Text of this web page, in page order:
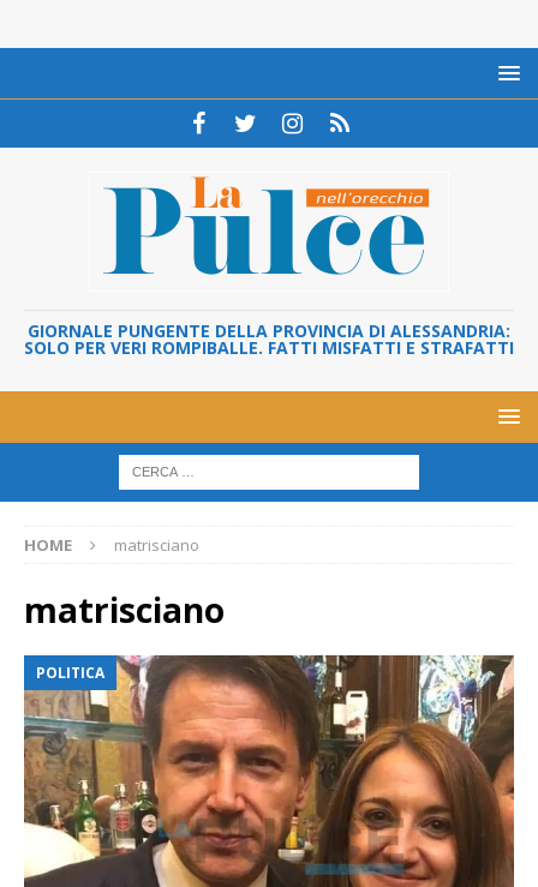
GIORNALE PUNGENTE DELLA PROVINCIA DI ALESSANDRIA:
SOLO PER VERI ROMPIBALLE. FATTI MISFATTI E STRAFATTI
HOME matrisciano
matrisciano
POLITICA